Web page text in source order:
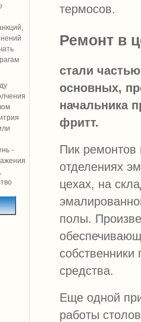
-
термосов.
Ремонт в
стали
основных,
начальника
фритт.
Пик ремонтов
отделениях
цехах, на
полы.
средства.
Еще одной
работы